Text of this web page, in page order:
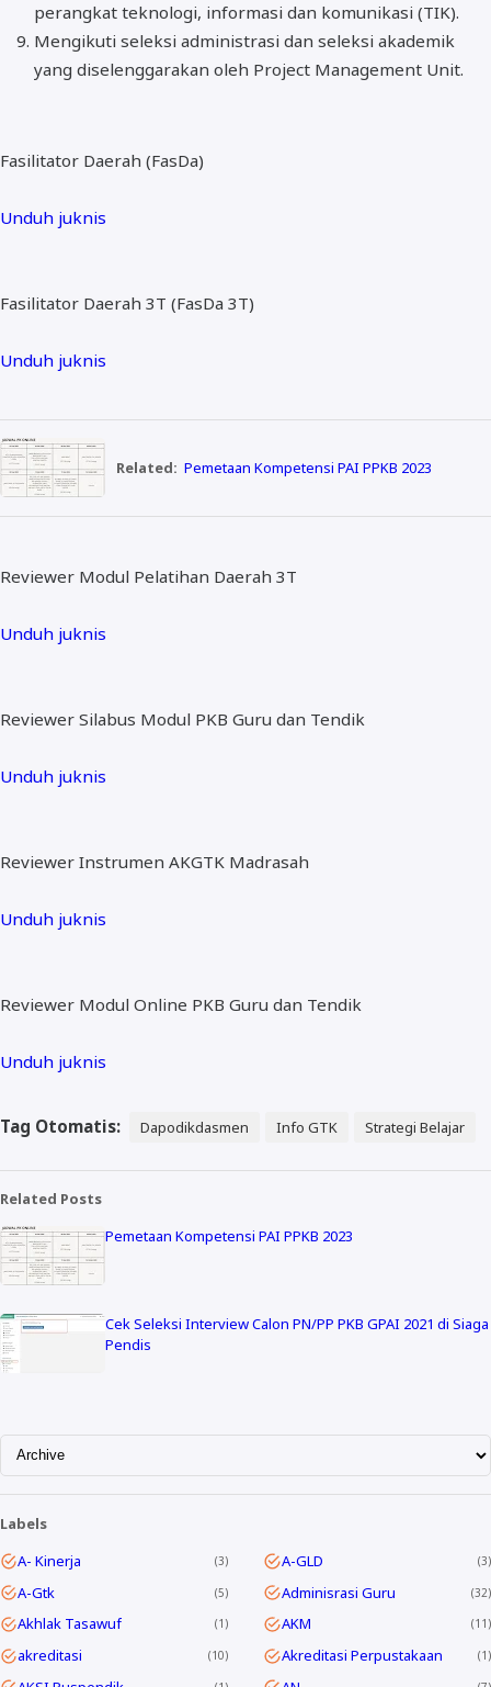
perangkat teknologi, informasi dan komunikasi (TIK).
Mengikuti seleksi administrasi dan seleksi akademik
yang diselenggarakan oleh Project Management Unit.
Fasilitator Daerah (FasDa)
Unduh juknis
Fasilitator Daerah 3T (FasDa 3T)
Unduh juknis
Related: Pemetaan Kompetensi PAI PPKB 2023
Reviewer Modul Pelatihan Daerah 3T
Unduh juknis
Reviewer Silabus Modul PKB Guru dan Tendik
Unduh juknis
Reviewer Instrumen AKGTK Madrasah
Unduh juknis
Reviewer Modul Online PKB Guru dan Tendik
Unduh juknis
Tag Otomatis: Dapodikdasmen Info GTK Strategi Belajar
Related Posts
Pemetaan Kompetensi PAI PPKB 2023
Cek Seleksi Interview Calon PN/PP PKB GPAI 2021 di Siaga
Pendis
Labels
A- Kinerja
3 A-GLD 3
A-Gtk 5 Adminisrasi Guru 32
Akhlak Tasawuf 1 AKM 11
akreditasi 10 Akreditasi Perpustakaan 1